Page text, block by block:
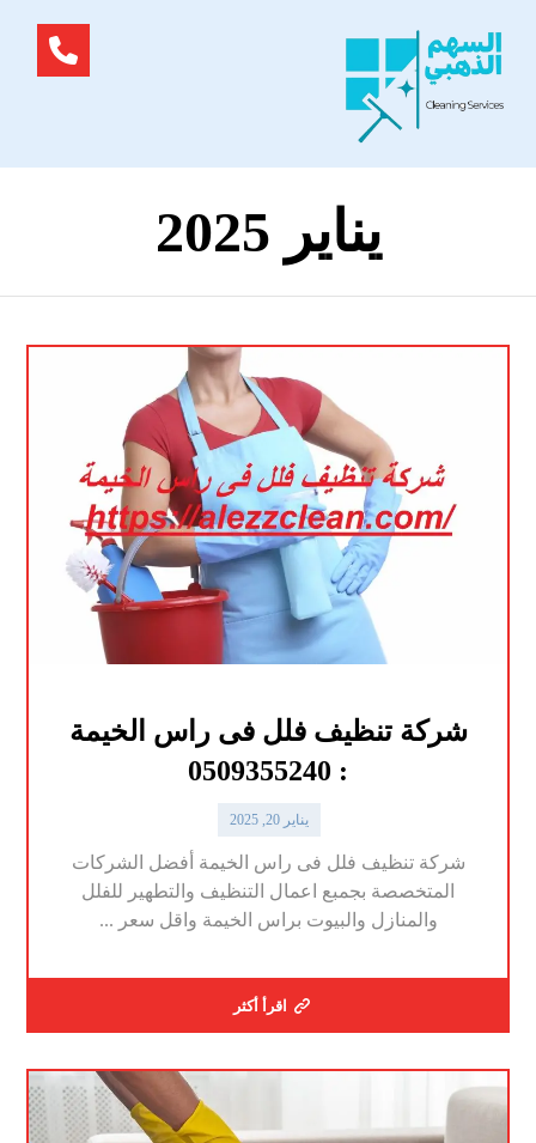
يناير 2025
شركة تنظيف فلل فى راس الخيمة
: 0509355240
يناير 20, 2025
شركة تنظيف فلل فى راس الخيمة أفضل الشركات
المتخصصة بجمبع اعمال التنظيف والتطهير للفلل
والمنازل والبيوت براس الخيمة واقل سعر ...
اقرأ أكثر